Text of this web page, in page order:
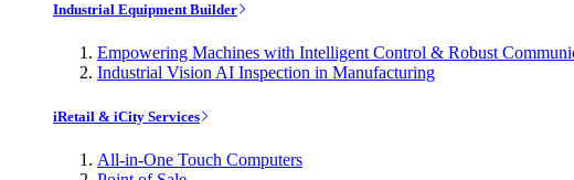
Industrial Equipment Builder
Empowering Machines with Intelligent Control & Robust
Industrial Vision AI Inspection in Manufacturing
iRetail & iCity Services
All-in-One Touch Computers